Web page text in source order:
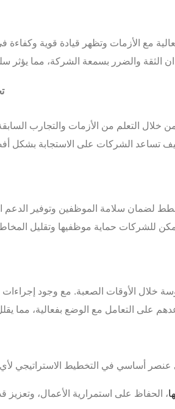
مع الأزمات وتظهر قيادة قوية وكفاءة
التعلم من الأزمات والتجارب
تساعد الشركات على الاستجابة بشكل
لضمان سلامة الموظفين وتوفير
الأوقات الصعبة. مع وجود إجراءات